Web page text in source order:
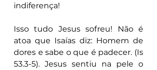
indiferença!
Isso tudo Jesus sofreu! Não é
atoa que Isaías diz: Homem de
dores e sabe o que é padecer. (Is
53.3-5). Jesus sentiu na pele o